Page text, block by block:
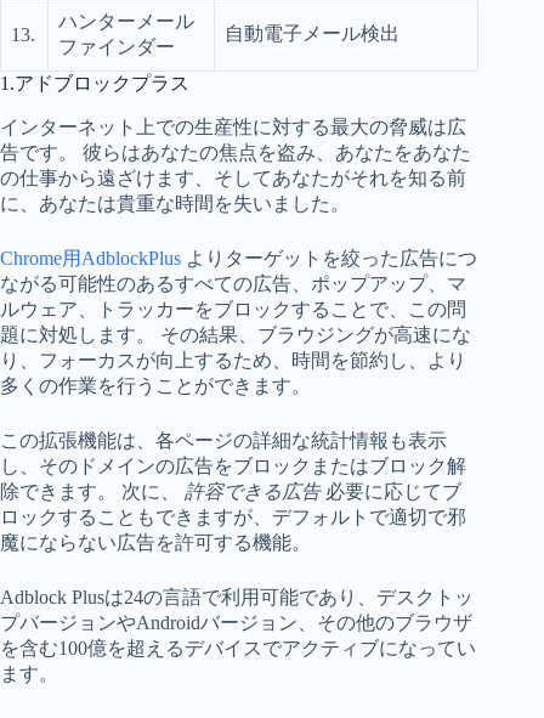
13.
ハンターメール
ファインダー
自動電子メール検出
1.アドブロックプラス
インターネット上での生産性に対する最大の脅威は広
告です。 彼らはあなたの焦点を盗み、あなたをあなた
の仕事から遠ざけます、そしてあなたがそれを知る前
に、あなたは貴重な時間を失いました。
Chrome用AdblockPlus よりターゲットを絞った広告につ
ながる可能性のあるすべての広告、ポップアップ、マ
ルウェア、トラッカーをブロックすることで、この問
題に対処します。 その結果、ブラウジングが高速にな
り、フォーカスが向上するため、時間を節約し、より
多くの作業を行うことができます。
この拡張機能は、各ページの詳細な統計情報も表示
し、そのドメインの広告をブロックまたはブロック解
除できます。 次に、 許容できる広告 必要に応じてブ
ロックすることもできますが、デフォルトで適切で邪
魔にならない広告を許可する機能。
Adblock Plusは24の言語で利用可能であり、デスクトッ
プバージョンやAndroidバージョン、その他のブラウザ
を含む100億を超えるデバイスでアクティブになってい
ます。